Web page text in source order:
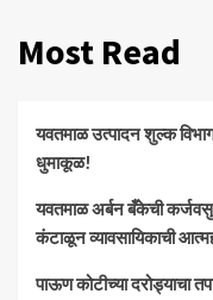
Most Read
यवतमाळ उत्पादन शुल्क
धुमाकूळ!
​यवतमाळ अर्बन बँकेची
कंटाळून व्यावसायिकाची
पाऊण कोटीच्या दरोड्याचा